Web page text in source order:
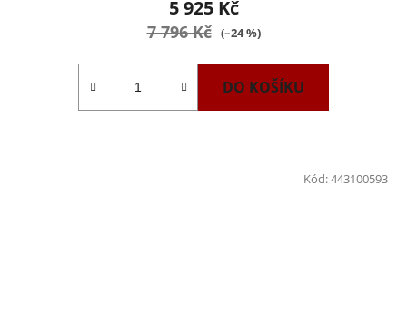
5 925 Kč
7 796 Kč (–24 %)
DO KOŠÍKU
Kód:443100593